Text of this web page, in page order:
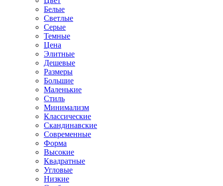
Белые
Светлые
Серые
Темные
Цена
Элитные
Дешевые
Размеры
Большие
Маленькие
Стиль
Минимализм
Классические
Скандинавские
Современные
Форма
Высокие
Квадратные
Угловые
Низкие